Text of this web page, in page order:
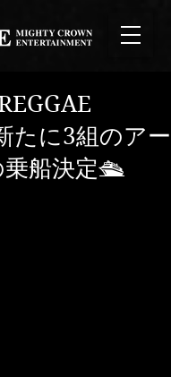
たに3組のアー
乗船決定🛳